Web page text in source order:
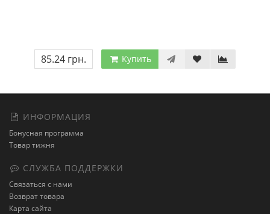
85.24 грн. Купить
ИНФОРМАЦИЯ
Бонусная программа
Товар тижня
СЛУЖБА ПОДДЕРЖКИ
Связаться с нами
Возврат товара
Карта сайта